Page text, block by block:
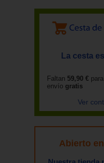
La cesta
Faltan 59,90 €
envío gratis
Ver
Abierto